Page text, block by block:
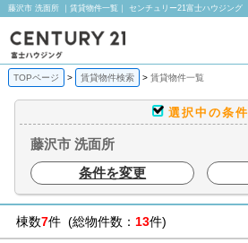
藤沢市 洗面所 ｜賃貸物件一覧｜ センチュリー21富士ハウジング
TOPページ 賃貸物件検索 賃貸物件一覧
選択中の条件
藤沢市 洗面所
条件を変更
棟数7件 (総物件数： 13件)